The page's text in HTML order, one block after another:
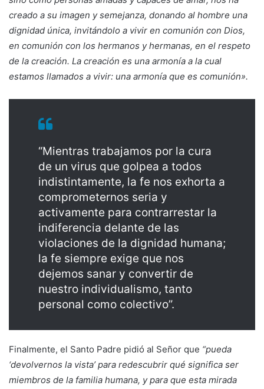
creado a su imagen y semejanza, donando al hombre una
dignidad única, invitándolo a vivir en comunión con Dios,
en comunión con los hermanos y hermanas, en el respeto
de la creación. La creación es una armonía a la cual
estamos llamados a vivir: una armonía que es comunión».
“Mientras trabajamos por la cura
de un virus que golpea a todos
indistintamente, la fe nos exhorta a
comprometernos seria y
activamente para contrarrestar la
indiferencia delante de las
violaciones de la dignidad humana;
la fe siempre exige que nos
dejemos sanar y convertir de
nuestro individualismo, tanto
personal como colectivo”.
Finalmente, el Santo Padre pidió al Señor que “pueda
‘devolvernos la vista’ para redescubrir qué significa ser
miembros de la familia humana, y para que esta mirada